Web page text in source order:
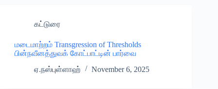
கட்டுரை
மடைமாற்றம் Transgression of Thresholds
பின்நவீனத்துவக் கோட்பாட்டின் பார்வை
ஏ.நஸ்புள்ளாஹ்
November 6, 2025